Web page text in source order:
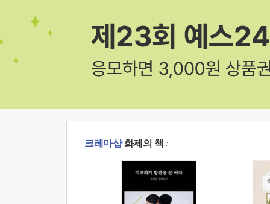
크레마샵화제의 책